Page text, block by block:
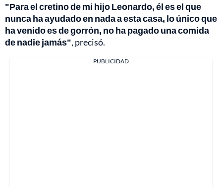
"Para el cretino de mi hijo Leonardo, él es el que
nunca ha ayudado en nada a esta casa, lo único que
ha venido es de gorrón, no ha pagado una comida
de nadie jamás", precisó.
PUBLICIDAD